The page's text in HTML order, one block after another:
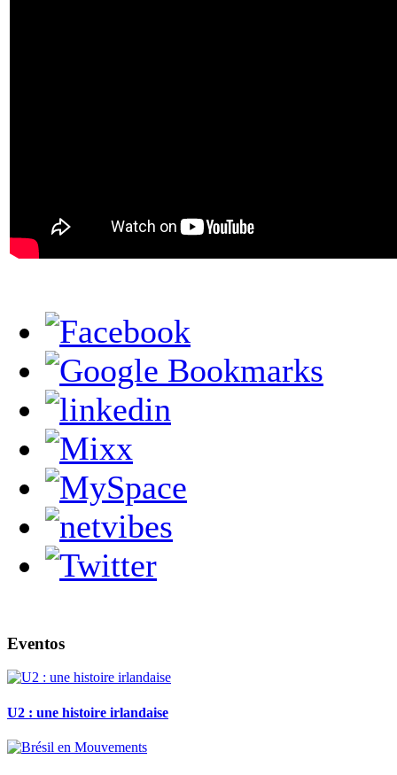
Eventos
U2 : une histoire irlandaise